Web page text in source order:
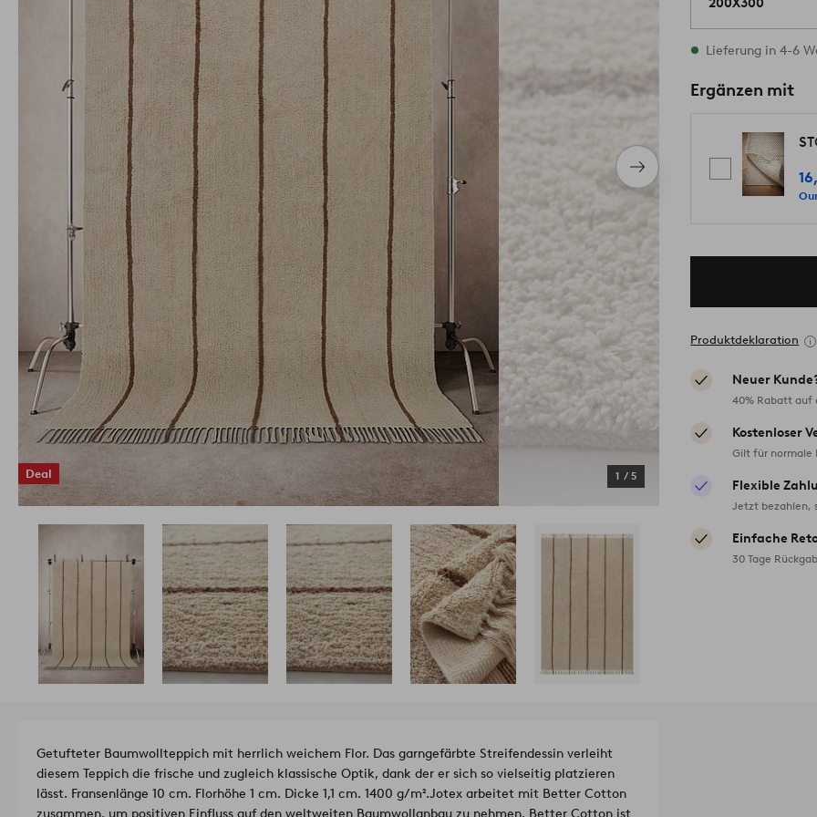
Nächstes
Produkt
Deal 1 / 5
200X300
Vorrätig
Lieferung in 4-6
Ergänzen mit
Produktdeklaration
Neuer
40% Rabatt auf
Kostenloser
Gilt für normale
Flexible
Jetzt bezahlen,
Einfache
30 Tage
Getufteter Baumwollteppich mit herrlich weichem Flor. Das garngefärbte Streifendessin verleiht
diesem Teppich die frische und zugleich klassische Optik, dank der er sich so vielseitig platzieren
lässt. Fransenlänge 10 cm. Florhöhe 1 cm. Dicke 1,1 cm. 1400 g/m².Jotex arbeitet mit Better Cotton
zusammen, um positiven Einfluss auf den weltweiten Baumwollanbau zu nehmen. Better Cotton ist